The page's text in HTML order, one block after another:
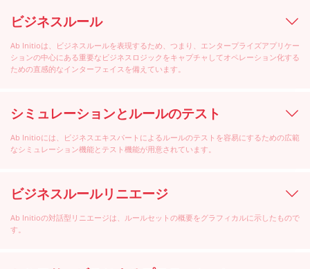
ビジネスルール
Ab Initioは、ビジネスルールを表現するため、つまり、エンタープライズアプリケー
ションの中心にある重要なビジネスロジックをキャプチャしてオペレーション化する
ための直感的なインターフェイスを備えています。
シミュレーションとルールのテスト
Ab Initioには、ビジネスエキスパートによるルールのテストを容易にするための広範
なシミュレーション機能とテスト機能が用意されています。
ビジネスルールリニエージ
Ab Initioの対話型リニエージは、ルールセットの概要をグラフィカルに示したもので
す。